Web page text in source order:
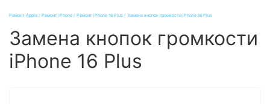
Ремонт Apple / Ремонт iPhone / Ремонт iPhone 16 Plus / Замена кнопок громкости iPhone 16 Plus
Замена кнопок громкости
iPhone 16 Plus